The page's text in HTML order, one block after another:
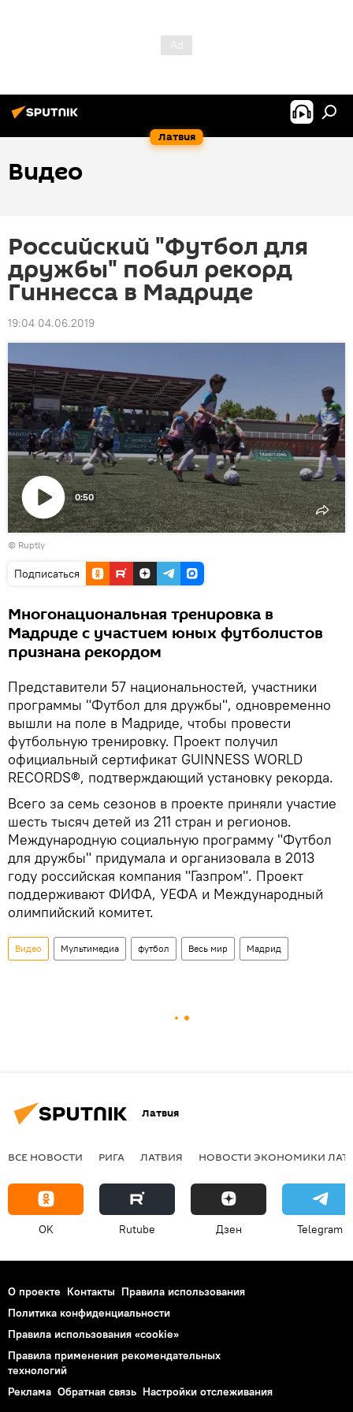
Латвия
Видео
Российский "Футбол для
дружбы" побил рекорд
Гиннесса в Мадриде
19:04 04.06.2019
Воспроизвести
видео
0:50
© Ruptly
Подписаться
Многонациональная тренировка в
Мадриде с участием юных футболистов
признана рекордом
Представители 57 национальностей, участники
программы "Футбол для дружбы", одновременно
вышли на поле в Мадриде, чтобы провести
футбольную тренировку. Проект получил
официальный сертификат GUINNESS WORLD
RECORDS®, подтверждающий установку рекорда.
Всего за семь сезонов в проекте приняли участие
шесть тысяч детей из 211 стран и регионов.
Международную социальную программу "Футбол
для дружбы" придумала и организовала в 2013
году российская компания "Газпром". Проект
поддерживают ФИФА, УЕФА и Международный
олимпийский комитет.
Видео Мультимедиа футбол Весь мир Мадрид
Латвия
ВСЕ НОВОСТИ РИГА ЛАТВИЯ НОВОСТИ ЭКОНОМИКИ
OK Rutube Дзен Telegram
О проекте Контакты Правила использования
Политика конфиденциальности
Правила использования «cookie»
Правила применения рекомендательных
технологий
Реклама Обратная связь Настройки отслеживания